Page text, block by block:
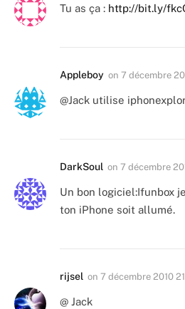
Tu as ça : http://bit.ly/
Appleboy on 7 décembre
@Jack utilise
DarkSoul on 7 décembre
Un bon logiciel:Ifunbox
ton iPhone soit allumé.
rijsel on 7 décembre 2010
@ Jack